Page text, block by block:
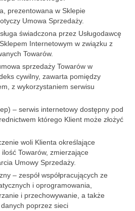
prezentowana w Sklepie
Umowa Sprzedaży.
świadczona przez Usługodawcę
Internetowym w związku z
Towarów.
sprzedaży Towarów w
cywilny, zawarta pomiędzy
z wykorzystaniem serwisu
– serwis internetowy dostępny pod
którego Klient może złożyć
woli Klienta określające
Towarów, zmierzające
Umowy Sprzedaży.
– zespół współpracujących ze
i oprogramowania,
i przechowywanie, a także
poprzez sieci